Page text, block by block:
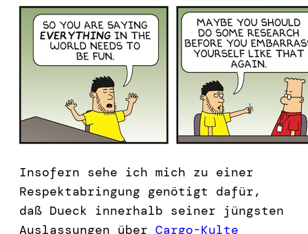
Insofern sehe ich mich zu einer
Respektabringung genötigt dafür,
daß Dueck innerhalb seiner jüngsten
Auslassungen über Cargo-Kulte